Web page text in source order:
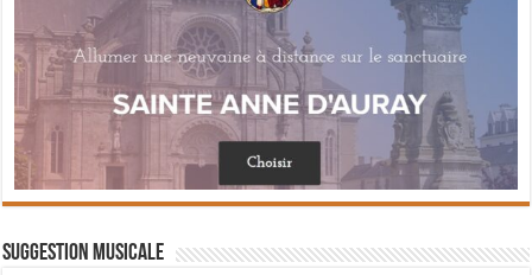
Suggestion musicale